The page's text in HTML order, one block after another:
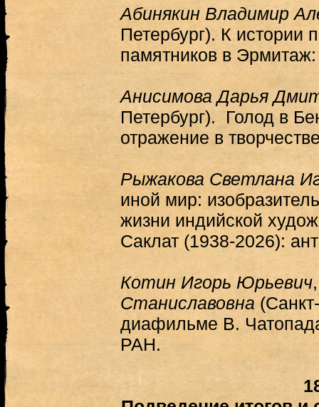
Абинякин Владимир
Петербург). К истории
памятников в
Анисимова Дарья
Петербург). Голод в
отражение в
Рыжакова Светлана
иной мир:
жизни индийской
Саклат (1938-2026):
Котин Игорь Юрьевич
Станиславовна
диафильме В.
РАН.